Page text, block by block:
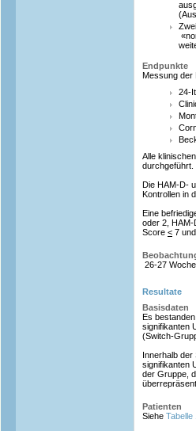
Endpunkte
Messung der
24-
Alle
durchgeführt.
Die HAM-D-
Kontrollen in
Eine
oder 2, HAM-
Score < 7
26-27
Resultate
Basisdaten
Es
signifikanten
(Switch-
Innerhalb
signifikanten
der Gruppe,
Patienten
Siehe Tabelle